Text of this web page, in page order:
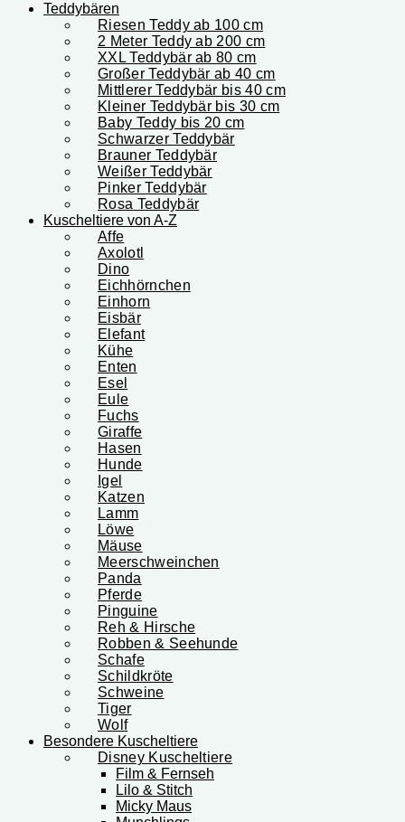
Teddybären
Riesen Teddy ab 100 cm
2 Meter Teddy ab 200 cm
XXL Teddybär ab 80 cm
Großer Teddybär ab 40 cm
Mittlerer Teddybär bis 40 cm
Kleiner Teddybär bis 30 cm
Baby Teddy bis 20 cm
Schwarzer Teddybär
Brauner Teddybär
Weißer Teddybär
Pinker Teddybär
Rosa Teddybär
Kuscheltiere von A-Z
Affe
Axolotl
Dino
Eichhörnchen
Einhorn
Eisbär
Elefant
Kühe
Enten
Esel
Eule
Fuchs
Giraffe
Hasen
Hunde
Igel
Katzen
Lamm
Löwe
Mäuse
Meerschweinchen
Panda
Pferde
Pinguine
Reh & Hirsche
Robben & Seehunde
Schafe
Schildkröte
Schweine
Tiger
Wolf
Besondere Kuscheltiere
Disney Kuscheltiere
Film & Fernseh
Lilo & Stitch
Micky Maus